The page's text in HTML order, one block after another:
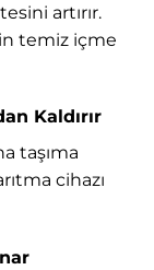
artırır.
temiz içme
Kaldırır
taşıma
cihazı